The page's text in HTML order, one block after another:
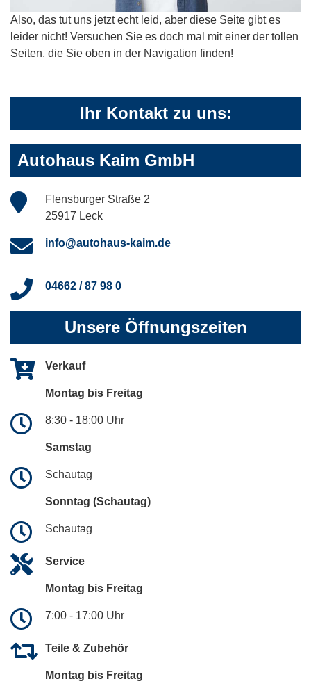
Also, das tut uns jetzt echt leid, aber diese Seite gibt es
leider nicht! Versuchen Sie es doch mal mit einer der tollen
Seiten, die Sie oben in der Navigation finden!
Ihr Kontakt zu uns:
Autohaus Kaim GmbH
Flensburger Straße 2
25917 Leck
info@autohaus-kaim.de
04662 / 87 98 0
Unsere Öffnungszeiten
Verkauf
Montag bis Freitag
8:30 - 18:00 Uhr
Samstag
Schautag
Sonntag (Schautag)
Schautag
Service
Montag bis Freitag
7:00 - 17:00 Uhr
Teile & Zubehör
Montag bis Freitag